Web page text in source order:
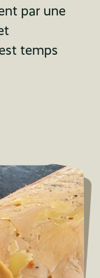
par une
temps